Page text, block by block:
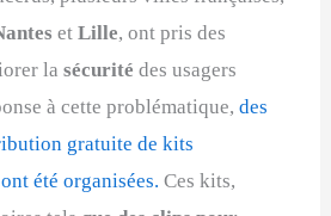
etLille, ont pris des
lasécuritédes usagers
à cette problématique,des
gratuite de kits
été organisées. Ces kits,